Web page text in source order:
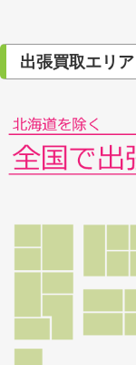
出張買取エリア